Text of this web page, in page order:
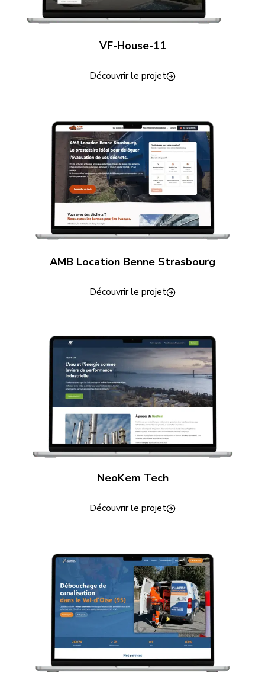
VF-House-11
Découvrir le projet
AMB Location Benne Strasbourg
Découvrir le projet
NeoKem Tech
Découvrir le projet